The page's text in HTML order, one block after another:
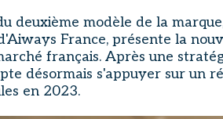
deuxième modèle de la
France, présente la
français. Après une
désormais s'appuyer sur un
en 2023.